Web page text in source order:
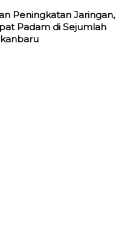
Peningkatan Jaringan,
Padam di Sejumlah